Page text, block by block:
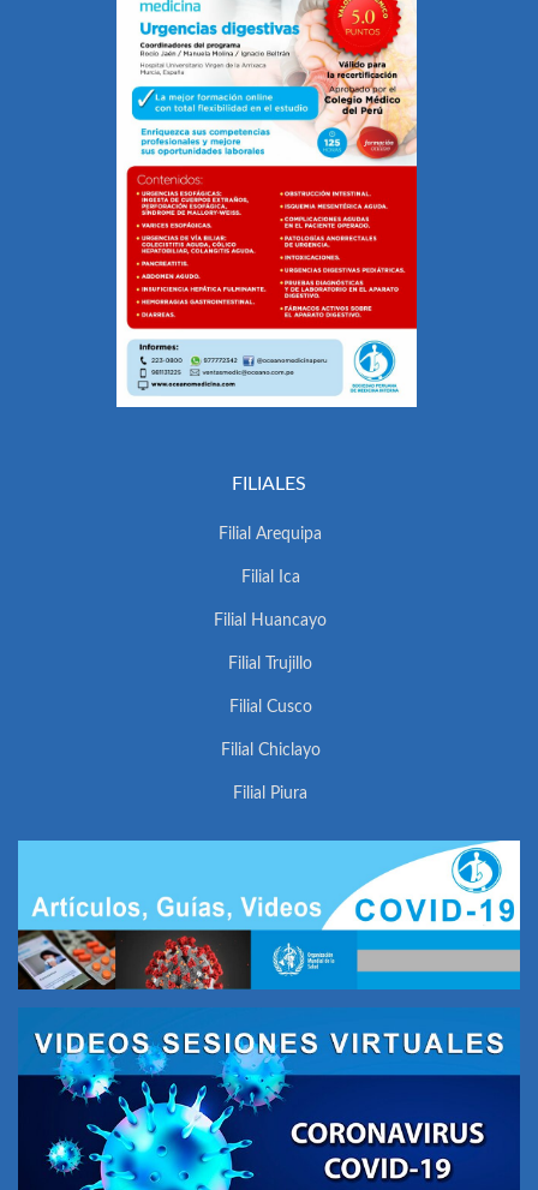
FILIALES
Filial Arequipa
Filial Ica
Filial Huancayo
Filial Trujillo
Filial Cusco
Filial Chiclayo
Filial Piura